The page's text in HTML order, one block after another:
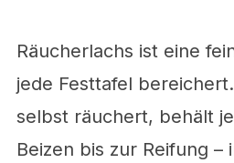
Räucherlachs ist eine
jede Festtafel
selbst räuchert, behält
Beizen bis zur Reifung –